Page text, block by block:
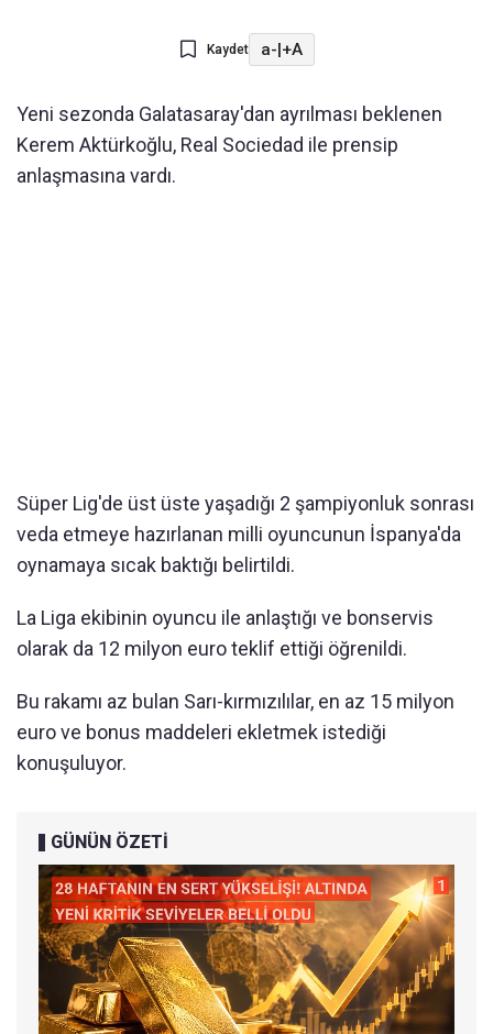
Kaydet a-|+A
Yeni sezonda Galatasaray'dan ayrılması beklenen
Kerem Aktürkoğlu, Real Sociedad ile prensip
anlaşmasına vardı.
Süper Lig'de üst üste yaşadığı 2 şampiyonluk sonrası
veda etmeye hazırlanan milli oyuncunun İspanya'da
oynamaya sıcak baktığı belirtildi.
La Liga ekibinin oyuncu ile anlaştığı ve bonservis
olarak da 12 milyon euro teklif ettiği öğrenildi.
Bu rakamı az bulan Sarı-kırmızılılar, en az 15 milyon
euro ve bonus maddeleri ekletmek istediği
konuşuluyor.
GÜNÜN ÖZETİ